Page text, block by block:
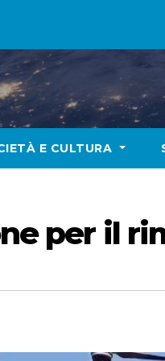
E CULTURA
per il